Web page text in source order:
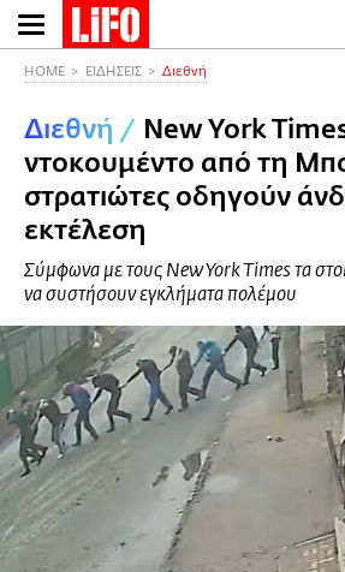
Παράκαμψη
προς
περιεχόμενο
HOME ΕΙΔΗΣΕΙΣ Διεθνή
Διεθνή / New York
ντοκουμέντο από τη
στρατιώτες οδηγούν
εκτέλεση
Σύμφωνα με τους New York Times τα
να συστήσουν εγκλήματα πολέμου